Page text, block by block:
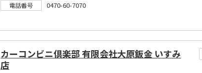
電話番号 0470-60-7070
カーコンビニ倶楽部 有限会社大原鈑金 いすみ
店